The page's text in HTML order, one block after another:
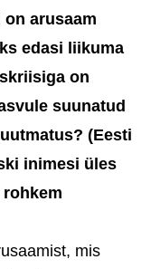
on arusaam
edasi liikuma
on
suunatud
(Eesti
inimesi üles
mis